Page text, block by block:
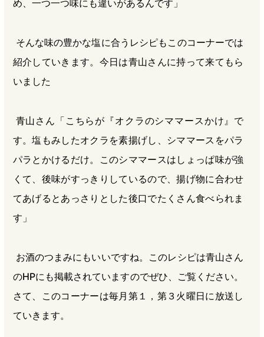
め、一つ一つ味にも違いがあるんです」
そんな味の豊かな塩に合うレシピもこのコーナーでは
紹介していきます。今日は青山さんに持って来てもら
いました
青山さん「こちらが『オクラのシママースかけ』で
す。塩もみしたオクラを素揚げし、シママースをパラ
パラとかけるだけ。このシママースはしょっぱ味が強
くて、後味がすっきりしているので、揚げ物に合わせ
てあげるとあっさりとした後口でたくさん食べられま
す」
お酒のつまみにもいいですね。このレシピは青山さん
のHPにも掲載されていますのでぜひ、ご覧ください。
さて、このコーナーは毎月第１，第３火曜日に放送し
ていきます。